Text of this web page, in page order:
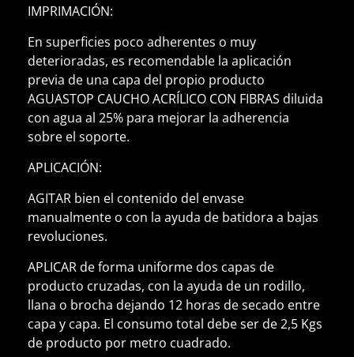
IMPRIMACIÓN:
En superficies poco adherentes o muy
deterioradas, es recomendable la aplicación
previa de una capa del propio producto
AGUASTOP CAUCHO ACRÍLICO CON FIBRAS diluida
con agua al 25% para mejorar la adherencia
sobre el soporte.
APLICACIÓN:
AGITAR bien el contenido del envase
manualmente o con la ayuda de batidora a bajas
revoluciones.
APLICAR de forma uniforme dos capas de
producto cruzadas, con la ayuda de un rodillo,
llana o brocha dejando 12 horas de secado entre
capa y capa. El consumo total debe ser de 2,5 Kgs
de producto por metro cuadrado.